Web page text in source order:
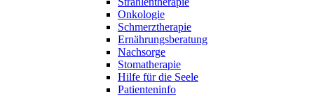
Onkologie
Schmerztherapie
Ernährungsberatung
Nachsorge
Stomatherapie
Hilfe für die Seele
Patienteninfo